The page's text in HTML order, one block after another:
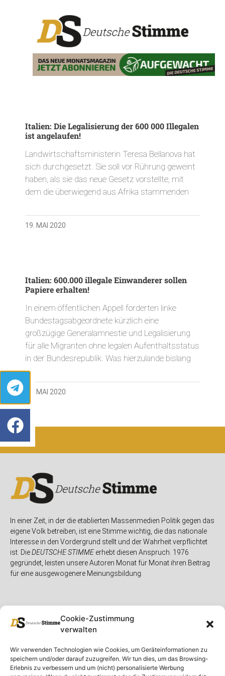
Cookie-Zustimmung
verwalten
Wir verwenden Technologien wie Cookies, um Geräteinformationen zu
speichern und/oder darauf zuzugreifen. Wir tun dies, um das Browsing-
Erlebnis zu verbessern und um (nicht) personalisierte Werbung
Italien: Die Legalisierung der 600 000 Illegalen
ist angelaufen!
Landwirtschaftsministerin Teresa Bellanova hat
sich durchgesetzt. Sie soll vor Rührung geweint
haben, als sie das neue Gesetz vorstellte, mit
dem die überwiegend aus Afrika stammenden
19. MAI 2020
Italien: 600.000 illegale Einwanderer sollen
Papiere erhalten!
In einem öffentlichen Appell forderten linke
Bundestagsabgeordnete kürzlich eine
großzügige Generalamnestie und Legalisierung
für alle Migranten ohne legalen Aufenthaltsstatus
in der Bundesrepublik. Was hierzulande bislang
12. MAI 2020
In einer Zeit, in der die etablierten Massenmedien Politik gegen das
eigene Volk betreiben, ist eine Stimme wichtig, die das nationale
Interesse in den Vordergrund stellt und der Wahrheit verpflichtet
ist. DieDEUTSCHE STIMMEerhebt diesen Anspruch. 1976
gegründet, leisten unsere Autoren Monat für Monat ihren Beitrag
für eine ausgewogenere Meinungsbildung.
Unser Magazin
Spenden
Rubriken
Deutschland
Rechtliches
Rechtliche Hinweise